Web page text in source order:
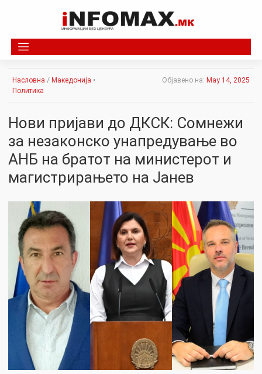
Насловна / Македонија •
Политика
Објавено на: May 14, 2025
Нови пријави до ДКСК: Сомнежи
за незаконско унапредување во
АНБ на братот на министерот и
магистрирањето на Јанев